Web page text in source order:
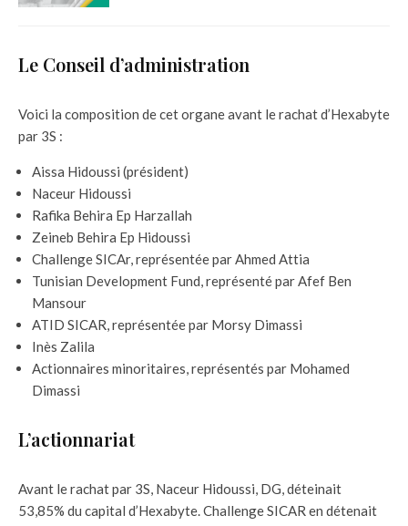
Le Conseil d’administration
Voici la composition de cet organe avant le rachat d’Hexabyte
par 3S :
Aissa Hidoussi (président)
Naceur Hidoussi
Rafika Behira Ep Harzallah
Zeineb Behira Ep Hidoussi
Challenge SICAr, représentée par Ahmed Attia
Tunisian Development Fund, représenté par Afef Ben
Mansour
ATID SICAR, représentée par Morsy Dimassi
Inès Zalila
Actionnaires minoritaires, représentés par Mohamed
Dimassi
L’actionnariat
Avant le rachat par 3S, Naceur Hidoussi, DG, déteinait
53,85% du capital d’Hexabyte. Challenge SICAR en détenait